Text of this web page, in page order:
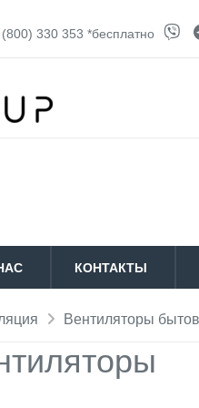
330 353 *бесплатно
КОНТАКТЫ
Вентиляторы